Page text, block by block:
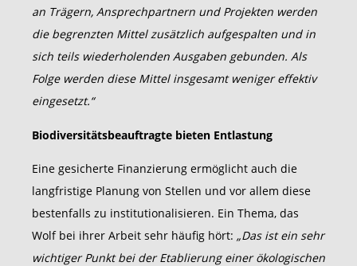
an Trägern, Ansprechpartnern und Projekten werden
die begrenzten Mittel zusätzlich aufgespalten und in
sich teils wiederholenden Ausgaben gebunden. Als
Folge werden diese Mittel insgesamt weniger effektiv
eingesetzt.“
Biodiversitätsbeauftragte bieten Entlastung
Eine gesicherte Finanzierung ermöglicht auch die
langfristige Planung von Stellen und vor allem diese
bestenfalls zu institutionalisieren. Ein Thema, das
Wolf bei ihrer Arbeit sehr häufig hört: „Das ist ein sehr
wichtiger Punkt bei der Etablierung einer ökologischen